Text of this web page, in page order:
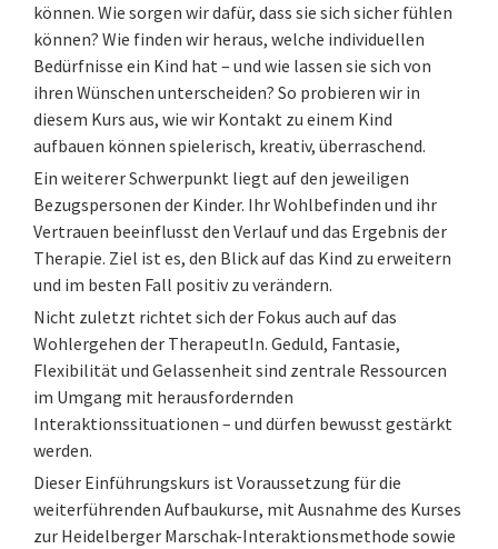
können. Wie sorgen wir dafür, dass sie sich sicher fühlen
können? Wie finden wir heraus, welche individuellen
Bedürfnisse ein Kind hat – und wie lassen sie sich von
ihren Wünschen unterscheiden? So probieren wir in
diesem Kurs aus, wie wir Kontakt zu einem Kind
aufbauen können spielerisch, kreativ, überraschend.
Ein weiterer Schwerpunkt liegt auf den jeweiligen
Bezugspersonen der Kinder. Ihr Wohlbefinden und ihr
Vertrauen beeinflusst den Verlauf und das Ergebnis der
Therapie. Ziel ist es, den Blick auf das Kind zu erweitern
und im besten Fall positiv zu verändern.
Nicht zuletzt richtet sich der Fokus auch auf das
Wohlergehen der TherapeutIn. Geduld, Fantasie,
Flexibilität und Gelassenheit sind zentrale Ressourcen
im Umgang mit herausfordernden
Interaktionssituationen – und dürfen bewusst gestärkt
werden.
Dieser Einführungskurs ist Voraussetzung für die
weiterführenden Aufbaukurse, mit Ausnahme des Kurses
zur Heidelberger Marschak-Interaktionsmethode sowie